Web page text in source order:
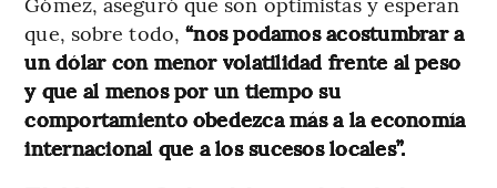
que, sobre todo,“nos podamos acostumbrar a
un dólar con menor volatilidad frente al peso
y que al menos por un tiempo su
comportamiento obedezca más a la economía
internacional que a los sucesos locales”.